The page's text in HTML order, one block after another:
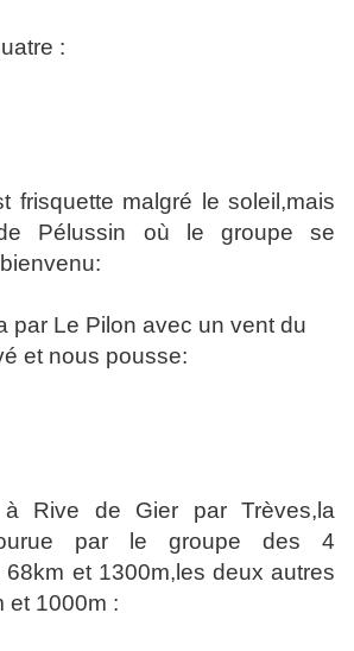
:
frisquette malgré le soleil,mais
Pélussin où le groupe se
par Le Pilon avec un vent du
et nous pousse:
à Rive de Gier par Trèves,la
par le groupe des 4
et 1300m,les deux autres
et 1000m :